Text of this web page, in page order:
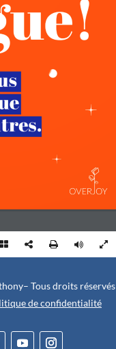
Tous droits réservés
de confidentialité